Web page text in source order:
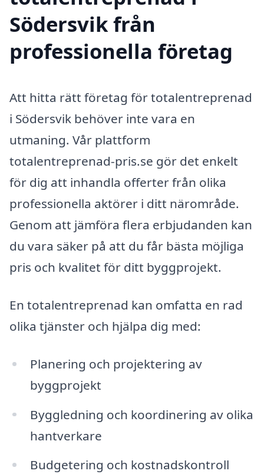
Södersvik från
professionella företag
Att hitta rätt företag för totalentreprenad
i Södersvik behöver inte vara en
utmaning. Vår plattform
totalentreprenad-pris.se gör det enkelt
för dig att inhandla offerter från olika
professionella aktörer i ditt närområde.
Genom att jämföra flera erbjudanden kan
du vara säker på att du får bästa möjliga
pris och kvalitet för ditt byggprojekt.
En totalentreprenad kan omfatta en rad
olika tjänster och hjälpa dig med:
Planering och projektering av
byggprojekt
Byggledning och koordinering av olika
hantverkare
Budgetering och kostnadskontroll